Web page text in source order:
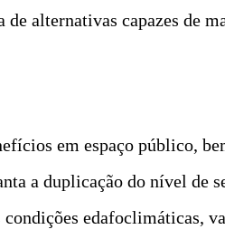
alternativas capazes de
em espaço público,
a duplicação do nível de
edafoclimáticas,